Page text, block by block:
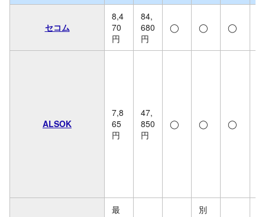
セコム
8,4
70
円
84,
680
円
◯ ◯ ◯
ALSOK
7,8
65
円
47,
850
円
◯ ◯ ◯
最
別